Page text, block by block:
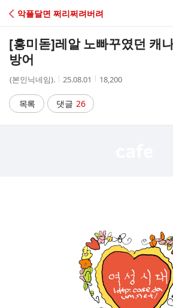
C
A
악플달면 쩌리쩌려버려
[흥미돋]레알 노빠꾸였던 캐
방어
작
자
(본인닉네임).
작
시
간
25.08.01
조
18,200
목록 댓글 26